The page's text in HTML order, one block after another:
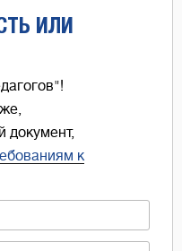
ИЛИ
документ,
к